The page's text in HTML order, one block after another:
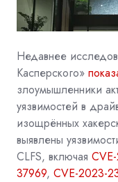
Недавнее
Касперского»
злоумышленники
уязвимостей в
изощрённых
выявлены
CLFS, включая
37969, CVE-2023-